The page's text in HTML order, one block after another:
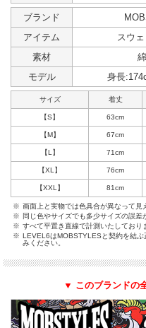
ブランド
アイテム
スウ
素材
モデル
身長
サイズ 着丈
【S】 63cm
【M】 67cm
【L】 71cm
【XL】 76cm
【XXL】 81cm
※ 画面上と実物では色具合が異なって見
※
同じ色やサイズでも多少サイズの誤差
※ すべて平置き直線で計測いたしており
※ LEVEL6はMOBSTYLESと契約を結
みください。
▼ このブランドの